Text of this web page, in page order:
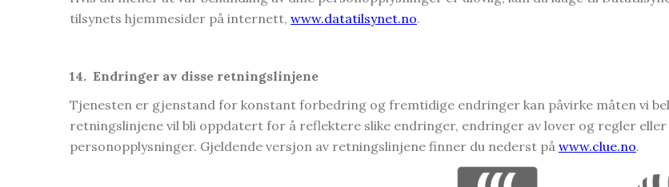
tilsynets hjemmesider på internett, www.datatilsynet.no.
14. Endringer av disse retningslinjene
Tjenesten er gjenstand for konstant forbedring og fremtidige endringer kan påvirke måten vi
retningslinjene vil bli oppdatert for å reflektere slike endringer, endringer av lover og regler
personopplysninger. Gjeldende versjon av retningslinjene finner du nederst på www.clue.no.